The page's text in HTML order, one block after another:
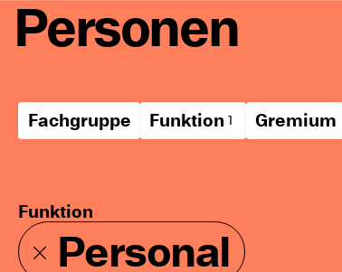
Personen
Fachgruppe Funktion Gremium
Funktion
Personal